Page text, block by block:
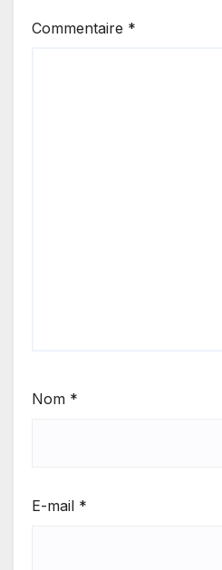
Commentaire *
Nom *
E-mail *